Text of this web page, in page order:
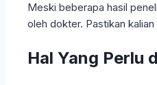
Meski beberapa hasil
oleh dokter. Pastikan
Hal Yang Perlu